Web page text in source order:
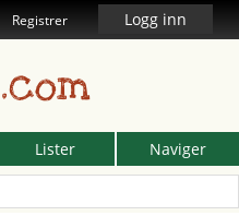
Registrer Logg inn
.com
Lister Naviger